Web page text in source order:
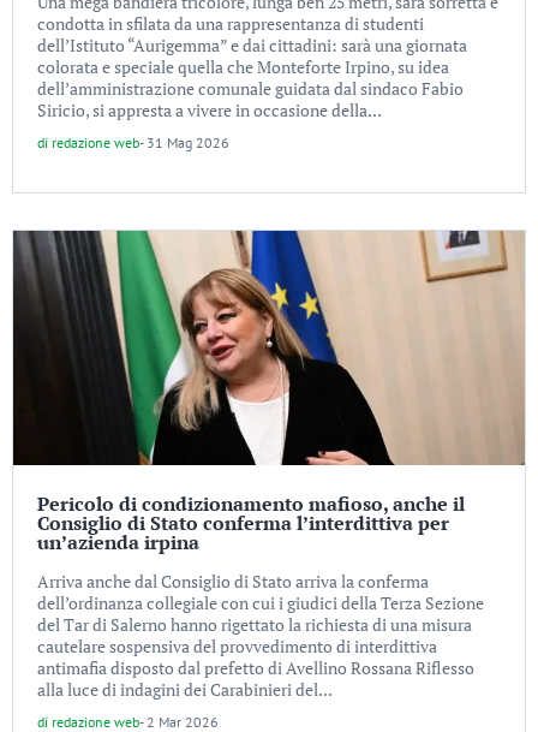
condotta in sfilata da una rappresentanza di studenti
dell’Istituto “Aurigemma” e dai cittadini: sarà una giornata
colorata e speciale quella che Monteforte Irpino, su idea
dell’amministrazione comunale guidata dal sindaco Fabio
Siricio, si appresta a vivere in occasione della...
di redazione web- 31 Mag 2026
Pericolo di condizionamento mafioso, anche il
Consiglio di Stato conferma l’interdittiva per
un’azienda irpina
Arriva anche dal Consiglio di Stato arriva la conferma
dell’ordinanza collegiale con cui i giudici della Terza Sezione
del Tar di Salerno hanno rigettato la richiesta di una misura
cautelare sospensiva del provvedimento di interdittiva
antimafia disposto dal prefetto di Avellino Rossana Riflesso
alla luce di indagini dei Carabinieri del...
di redazione web- 2 Mar 2026